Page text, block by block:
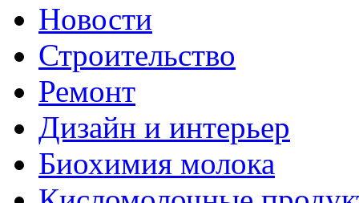
Новости
Строительство
Ремонт
Дизайн и интерьер
Биохимия молока